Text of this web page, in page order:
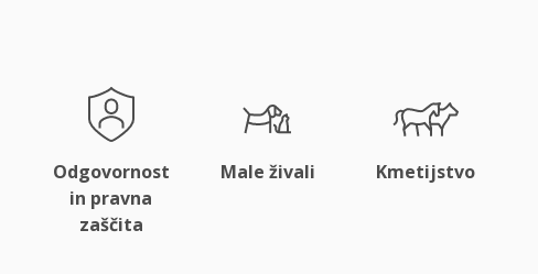
Odgovornost
in pravna
zaščita
Male živali Kmetijstvo